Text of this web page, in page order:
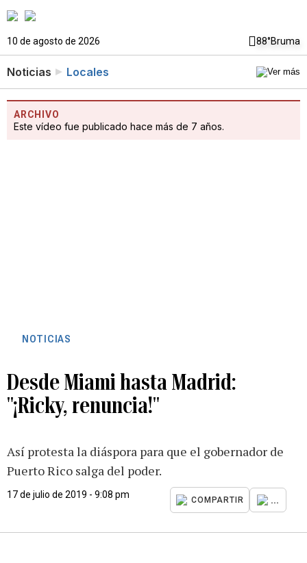
10 de agosto de 2026 88°Bruma
Noticias Locales
ARCHIVO
Este vídeo fue publicado hace más de 7 años.
NOTICIAS
Desde Miami hasta Madrid:
"¡Ricky, renuncia!"
Así protesta la diáspora para que el gobernador de
Puerto Rico salga del poder.
17 de julio de 2019 - 9:08 pm
COMPARTIR ...